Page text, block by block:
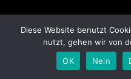
Diese Website benutzt
nutzt, gehen wir von
OK
Nein